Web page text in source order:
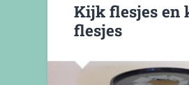
Kijk flesjes en
flesjes